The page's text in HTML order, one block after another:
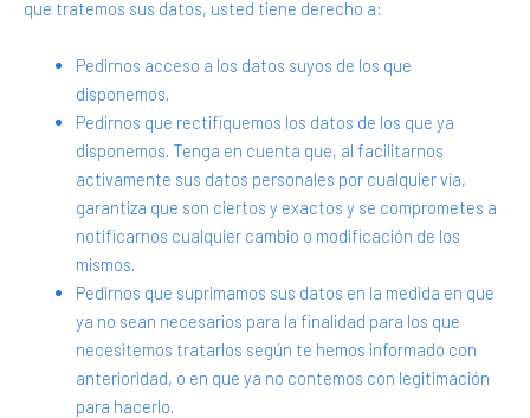
que tratemos sus datos, usted tiene derecho a:
Pedirnos acceso a los datos suyos de los que
disponemos.
Pedirnos que rectifiquemos los datos de los que ya
disponemos. Tenga en cuenta que, al facilitarnos
activamente sus datos personales por cualquier vía,
garantiza que son ciertos y exactos y se comprometes a
notificarnos cualquier cambio o modificación de los
mismos.
Pedirnos que suprimamos sus datos en la medida en que
ya no sean necesarios para la finalidad para los que
necesitemos tratarlos según te hemos informado con
anterioridad, o en que ya no contemos con legitimación
para hacerlo.